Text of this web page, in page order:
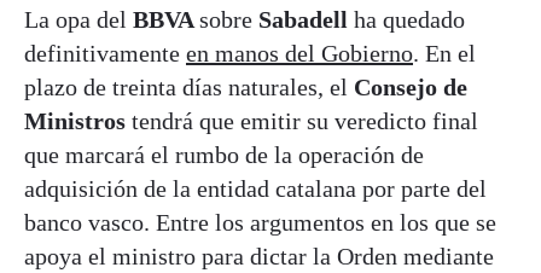
La opa del BBVAsobre Sabadell ha quedado
definitivamente en manos del Gobierno. En el
plazo de treinta días naturales, el Consejo de
Ministros tendrá que emitir su veredicto final
que marcará el rumbo de la operación de
adquisición de la entidad catalana por parte del
banco vasco. Entre los argumentos en los que se
apoya el ministro para dictar la Orden mediante